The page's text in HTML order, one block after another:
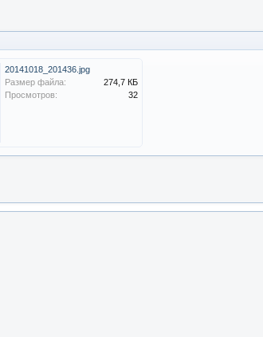
20141018_201436.jpg
Размер файла:
274,7 КБ
Просмотров:
32